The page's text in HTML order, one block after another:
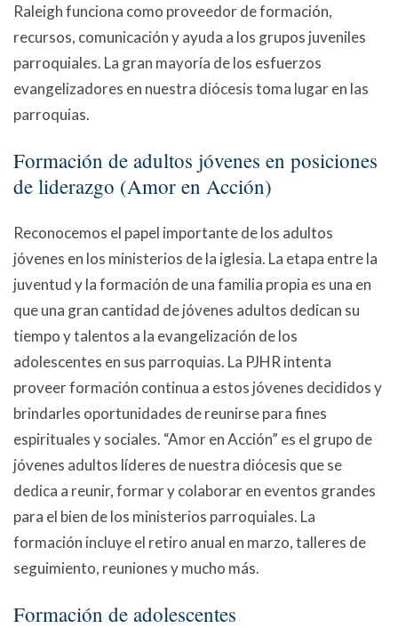
Raleigh funciona como proveedor de formación,
recursos, comunicación y ayuda a los grupos juveniles
parroquiales. La gran mayoría de los esfuerzos
evangelizadores en nuestra diócesis toma lugar en las
parroquias.
Formación de adultos jóvenes en posiciones
de liderazgo (Amor en Acción)
Reconocemos el papel importante de los adultos
jóvenes en los ministerios de la iglesia. La etapa entre la
juventud y la formación de una familia propia es una en
que una gran cantidad de jóvenes adultos dedican su
tiempo y talentos a la evangelización de los
adolescentes en sus parroquias. La PJHR intenta
proveer formación continua a estos jóvenes decididos y
brindarles oportunidades de reunirse para fines
espirituales y sociales. “Amor en Acción” es el grupo de
jóvenes adultos líderes de nuestra diócesis que se
dedica a reunir, formar y colaborar en eventos grandes
para el bien de los ministerios parroquiales. La
formación incluye el retiro anual en marzo, talleres de
seguimiento, reuniones y mucho más.
Formación de adolescentes